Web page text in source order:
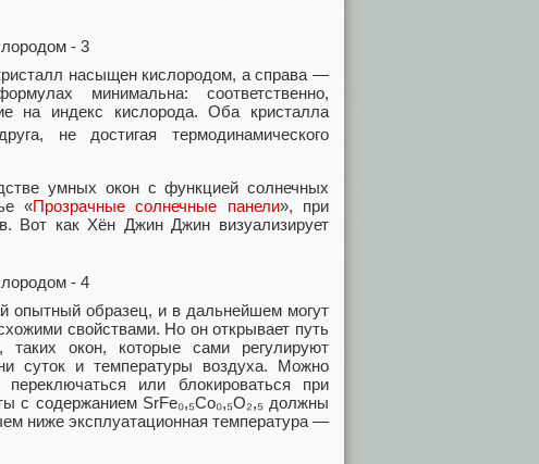
насыщен кислородом, а справа —
минимальна: соответственно,
на индекс кислорода. Оба кристалла
не достигая термодинамического
умных окон с функцией солнечных
«Прозрачные солнечные панели», при
Вот как Хён Джин Джин визуализирует
опытный образец, и в дальнейшем могут
свойствами. Но он открывает путь
окон, которые сами регулируют
суток и температуры воздуха. Можно
или блокироваться при
с содержанием SrFe₀,₅Co₀,₅O₂,₅ должны
ниже эксплуатационная температура —